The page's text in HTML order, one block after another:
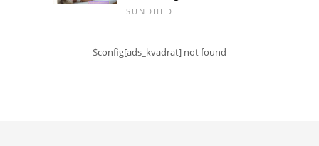
SUNDHED
$config[ads_kvadrat] not found